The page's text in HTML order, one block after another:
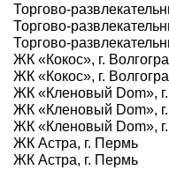
Торгово-
Торгово-
Торгово-
ЖК «Кокос», г.
ЖК «Кокос», г.
ЖК «Кленовый Dom»,
ЖК «Кленовый Dom»,
ЖК «Кленовый Dom»,
ЖК Астра, г. Пермь
ЖК Астра, г. Пермь